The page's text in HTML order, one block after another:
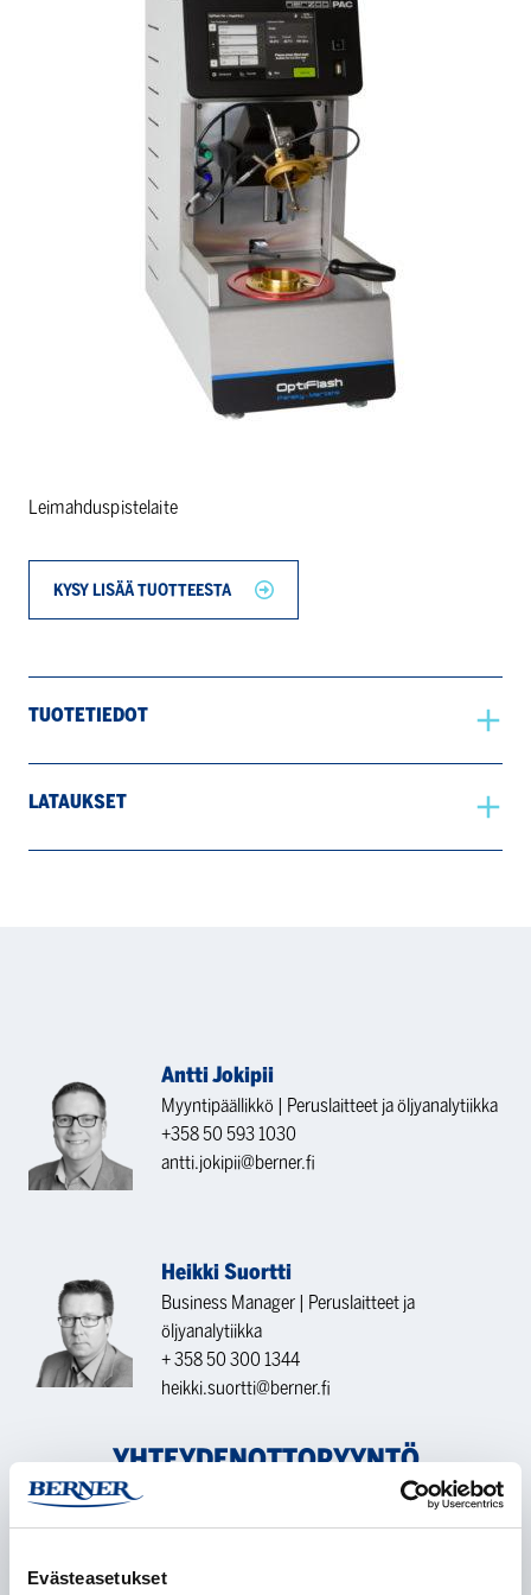
Evästeasetukset
Leimahduspistelaite
KYSY LISÄÄ TUOTTEESTA
TUOTETIEDOT
LATAUKSET
Antti Jokipii
Myyntipäällikkö | Peruslaitteet ja öljyanalytiikka
+358 50 593 1030
antti.jokipii@berner.fi
Heikki Suortti
Business Manager | Peruslaitteet ja
öljyanalytiikka
+ 358 50 300 1344
heikki.suortti@berner.fi
YHTEYDENOTTOPYYNTÖ